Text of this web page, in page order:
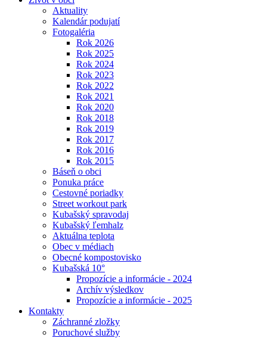
Aktuality
Kalendár podujatí
Fotogaléria
Rok 2026
Rok 2025
Rok 2024
Rok 2023
Rok 2022
Rok 2021
Rok 2020
Rok 2018
Rok 2019
Rok 2017
Rok 2016
Rok 2015
Báseň o obci
Ponuka práce
Cestovné poriadky
Street workout park
Kubašský spravodaj
Kubašský ľemhalz
Aktuálna teplota
Obec v médiach
Obecné kompostovisko
Kubašská 10°
Propozície a informácie - 2024
Archív výsledkov
Propozície a informácie - 2025
Kontakty
Záchranné zložky
Poruchové služby